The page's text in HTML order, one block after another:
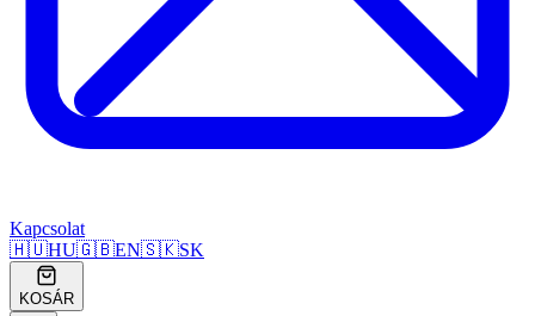
Kapcsolat
🇭🇺HU🇬🇧EN🇸🇰SK
KOSÁR